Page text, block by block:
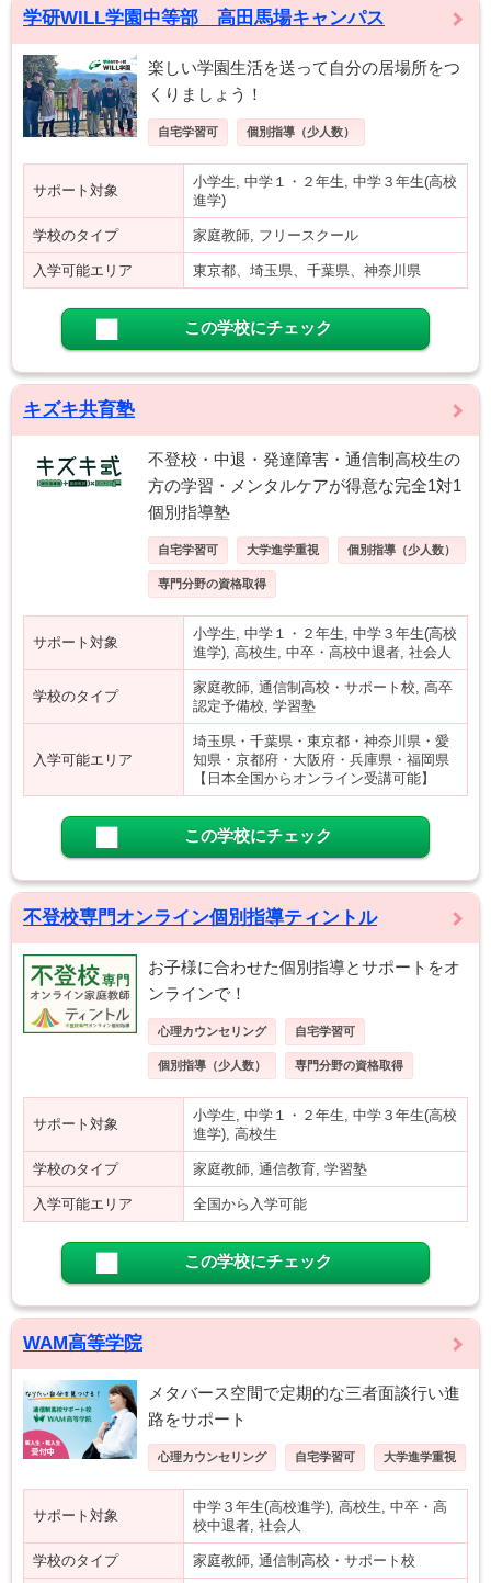
学研WILL学園中等部 高田馬場キャンパス
楽しい学園生活を送って自分の居場所をつ
くりましょう！
自宅学習可 個別指導（少人数）
サポート対象
小学生, 中学１・２年生, 中学３年生(高校
進学)
学校のタイプ 家庭教師, フリースクール
入学可能エリア 東京都、埼玉県、千葉県、神奈川県
この学校にチェック
キズキ共育塾
不登校・中退・発達障害・通信制高校生の
方の学習・メンタルケアが得意な完全1対1
個別指導塾
自宅学習可 大学進学重視 個別指導（少人数）
専門分野の資格取得
サポート対象
小学生, 中学１・２年生, 中学３年生(高校
進学), 高校生, 中卒・高校中退者, 社会人
学校のタイプ
家庭教師, 通信制高校・サポート校, 高卒
認定予備校, 学習塾
入学可能エリア
埼玉県・千葉県・東京都・神奈川県・愛
知県・京都府・大阪府・兵庫県・福岡県
【日本全国からオンライン受講可能】
この学校にチェック
不登校専門オンライン個別指導ティントル
お子様に合わせた個別指導とサポートをオ
ンラインで！
心理カウンセリング 自宅学習可
個別指導（少人数） 専門分野の資格取得
サポート対象
小学生, 中学１・２年生, 中学３年生(高校
進学), 高校生
学校のタイプ 家庭教師, 通信教育, 学習塾
入学可能エリア 全国から入学可能
この学校にチェック
WAM高等学院
メタバース空間で定期的な三者面談行い進
路をサポート
心理カウンセリング 自宅学習可 大学進学重視
サポート対象
中学３年生(高校進学), 高校生, 中卒・高
校中退者, 社会人
学校のタイプ 家庭教師, 通信制高校・サポート校